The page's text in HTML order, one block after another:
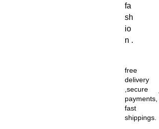
fa
sh
io
n .
free
delivery
,secure
payments,
fast
shippings.